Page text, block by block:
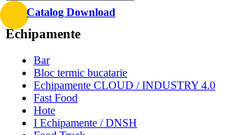
Catalog Download
Echipamente
Bar
Bloc termic bucatarie
Echipamente CLOUD / INDUSTRY 4.0
Fast Food
Hote
I Echipamente / DNSH